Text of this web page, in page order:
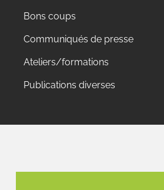
Bons coups
Communiqués de presse
Ateliers/formations
Publications diverses